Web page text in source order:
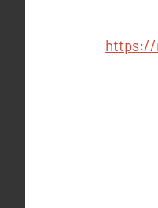
https://